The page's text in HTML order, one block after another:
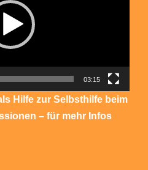
03:15
Hilfe zur Selbsthilfe beim
– für mehr Infos